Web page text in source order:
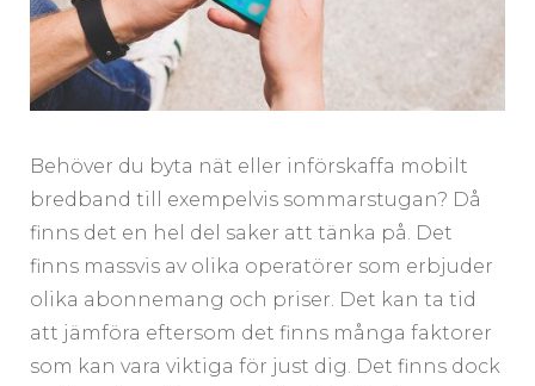
Behöver du byta nät eller införskaffa mobilt
bredband till exempelvis sommarstugan? Då
finns det en hel del saker att tänka på. Det
finns massvis av olika operatörer som erbjuder
olika abonnemang och priser. Det kan ta tid
att jämföra eftersom det finns många faktorer
som kan vara viktiga för just dig. Det finns dock